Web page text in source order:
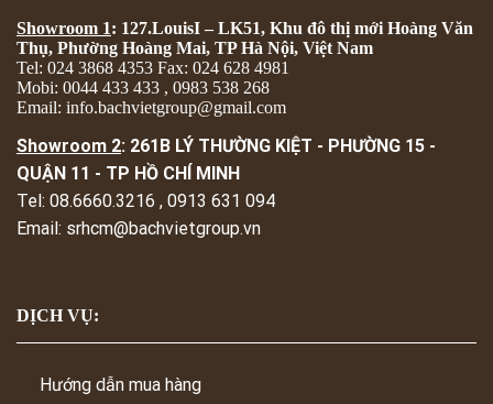
Showroom 1: 127.LouisI – LK51, Khu đô thị mới Hoàng Văn
Thụ, Phường Hoàng Mai, TP Hà Nội, Việt Nam
Tel: 024 3868 4353 Fax: 024 628 4981
Mobi: 0044 433 433 , 0983 538 268
Email: info.bachvietgroup@gmail.com
Showroom 2: 261B LÝ THƯỜNG KIỆT - PHƯỜNG 15 -
QUẬN 11 - TP HỒ CHÍ MINH
Tel: 08.6660.3216 , 0913 631 094
Email: srhcm@bachvietgroup.vn
DỊCH VỤ:
Hướng dẫn mua hàng